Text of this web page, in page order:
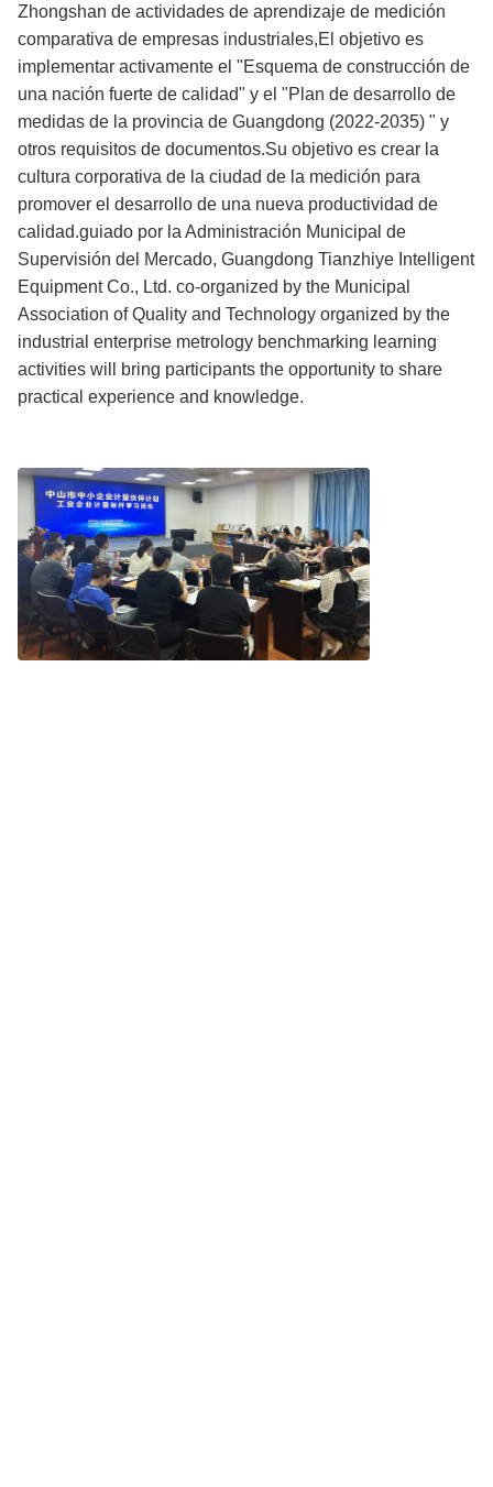
Zhongshan de actividades de aprendizaje de medición
comparativa de empresas industriales,El objetivo es
implementar activamente el "Esquema de construcción de
una nación fuerte de calidad" y el "Plan de desarrollo de
medidas de la provincia de Guangdong (2022-2035) " y
otros requisitos de documentos.Su objetivo es crear la
cultura corporativa de la ciudad de la medición para
promover el desarrollo de una nueva productividad de
calidad.guiado por la Administración Municipal de
Supervisión del Mercado, Guangdong Tianzhiye Intelligent
Equipment Co., Ltd. co-organized by the Municipal
Association of Quality and Technology organized by the
industrial enterprise metrology benchmarking learning
activities will bring participants the opportunity to share
practical experience and knowledge.